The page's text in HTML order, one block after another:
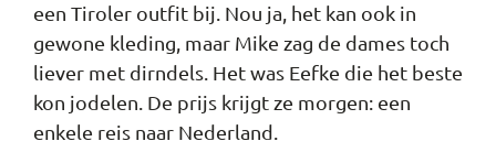
een Tiroler outfit bij. Nou ja, het kan ook in
gewone kleding, maar Mike zag de dames toch
liever met dirndels. Het was Eefke die het beste
kon jodelen. De prijs krijgt ze morgen: een
enkele reis naar Nederland.